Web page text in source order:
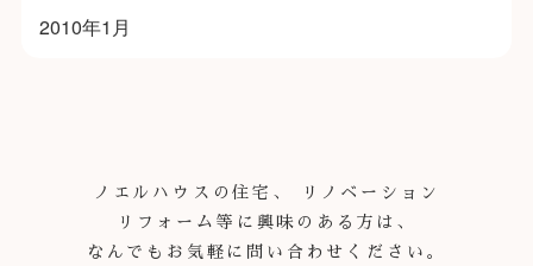
2010年1月
ノエルハウスの住宅、 リノベーション
リフォーム等に興味のある方は、
なんでもお気軽に問い合わせください。